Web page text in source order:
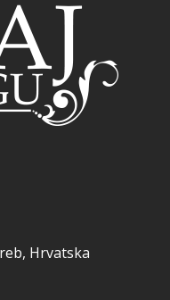
Hrvatska